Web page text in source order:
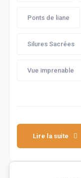
Ponts de liane
Silures Sacrées
Vue imprenable
Lire la suite